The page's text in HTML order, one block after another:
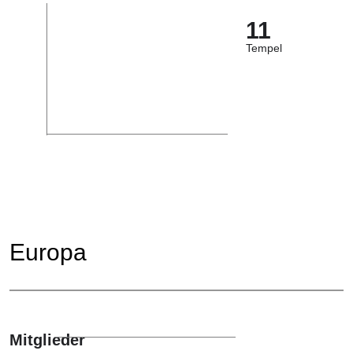
11
Tempel
Europa
Mitglieder